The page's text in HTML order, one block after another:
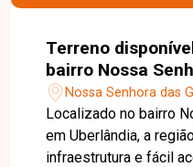
Terreno
bairro Nossa
Uberlândia MG
Nossa Senhora das
Localizado no bairro
em Uberlândia, a
infraestrutura e fácil